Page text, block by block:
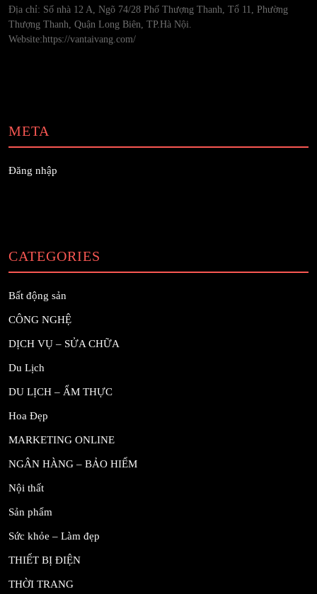
Địa chỉ: Số nhà 12 A, Ngõ 74/28 Phố Thượng Thanh, Tổ 11, Phường
Thượng Thanh, Quận Long Biên, TP.Hà Nội.
Website:https://vantaivang.com/
META
Đăng nhập
CATEGORIES
Bất động sản
CÔNG NGHỆ
DỊCH VỤ – SỬA CHỮA
Du Lịch
DU LỊCH – ẨM THỰC
Hoa Đẹp
MARKETING ONLINE
NGÂN HÀNG – BẢO HIỂM
Nội thất
Sản phẩm
Sức khỏe – Làm đẹp
THIẾT BỊ ĐIỆN
THỜI TRANG